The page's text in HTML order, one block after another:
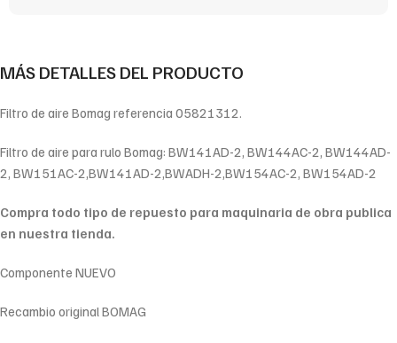
MÁS DETALLES DEL PRODUCTO
Filtro de aire Bomag referencia 05821312.
Filtro de aire para rulo Bomag: BW141AD-2, BW144AC-2, BW144AD-
2, BW151AC-2,BW141AD-2,BWADH-2,BW154AC-2, BW154AD-2
Compra todo tipo de repuesto para maquinaria de obra publica
en nuestra tienda.
Componente NUEVO
Recambio original BOMAG